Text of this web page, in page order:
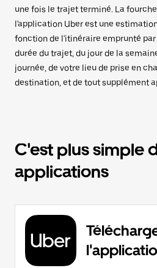
une fois le trajet terminé. La
l'application Uber est une
fonction de l'itinéraire emprunté
durée du trajet, du jour de la
journée, de votre lieu de prise en
destination, et de tout supplément
C'est plus simple
applications